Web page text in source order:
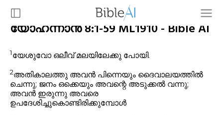
യോഹന്നാൻ 8:1-59 ML1910 - Bible AI
1യേശുവോ ഒലീവ് മലയിലേക്കു പോയി.
2അതികാലത്തു അവൻ പിന്നെയും ദൈവാലയത്തിൽ
ചെന്നു; ജനം ഒക്കെയും അവന്റെ അടുക്കൽ വന്നു;
അവൻ ഇരുന്നു അവരെ
ഉപദേശിച്ചുകൊണ്ടിരിക്കുമ്പോൾ